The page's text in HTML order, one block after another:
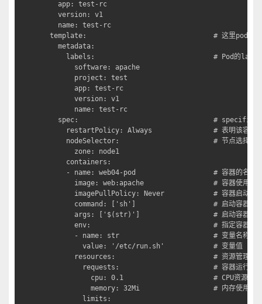
app: test-rc
version: v1
name: test-rc
template:                               # 这里pod定义
metadata:
labels:                             # Pod的
software: apache
project: test
app: test-rc
version: v1
name: test-rc
spec:                                 #
restartPolicy: Always               # 表明该容器一直
nodeSelector:                       # 节点选择
zone: node1
containers:
- name: web04-pod                   # 容器的名字
image: web:apache                 # 容器使用的镜
imagePullPolicy: Never            # 容器启动时检查
command: ['sh']                   # 启动容器的运
args: ['$(str)']                  # 启动容器的命令
env:                              # 指定容器中的
- name: str                       # 变量名称
value: '/etc/run.sh'            # 变量值
resources:                        # 资源管理
requests:                       # 容器运行最低
cpu: 0.1                      # CPU资源(核数
memory: 32Mi                  # 内存使用量
limits: